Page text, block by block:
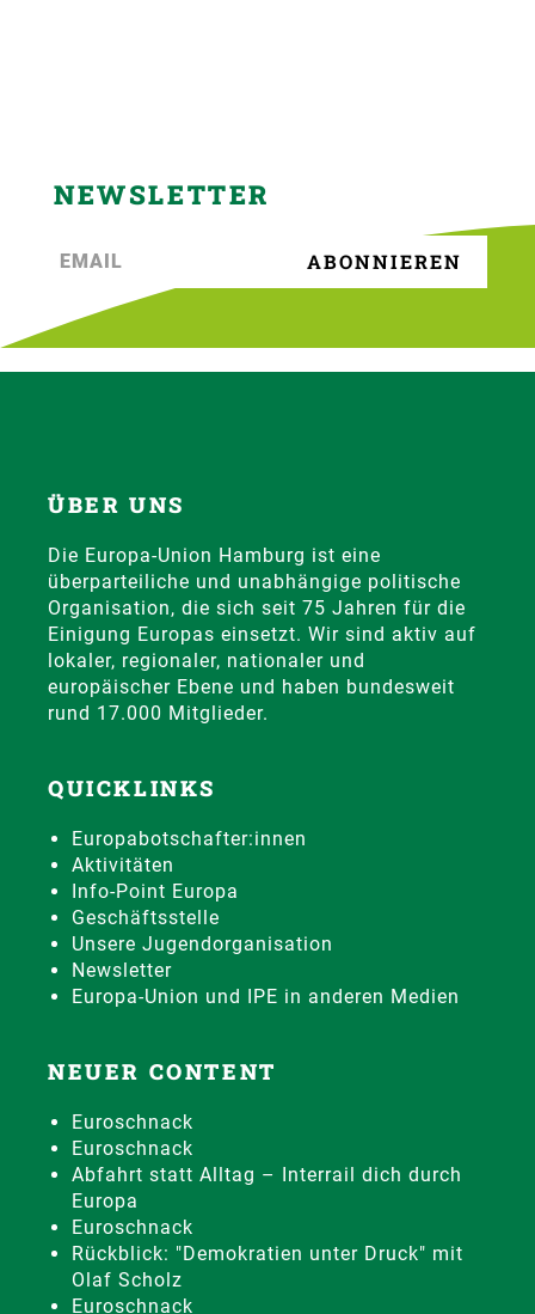
NEWSLETTER
ÜBER UNS
Die Europa-Union Hamburg ist eine
überparteiliche und unabhängige politische
Organisation, die sich seit 75 Jahren für die
Einigung Europas einsetzt. Wir sind aktiv auf
lokaler, regionaler, nationaler und
europäischer Ebene und haben bundesweit
rund 17.000 Mitglieder.
QUICKLINKS
Europabotschafter:innen
Aktivitäten
Info-Point Europa
Geschäftsstelle
Unsere Jugendorganisation
Newsletter
Europa-Union und IPE in anderen Medien
NEUER CONTENT
Euroschnack
Euroschnack
Abfahrt statt Alltag – Interrail dich durch
Europa
Euroschnack
Rückblick: "Demokratien unter Druck" mit
Olaf Scholz
Euroschnack